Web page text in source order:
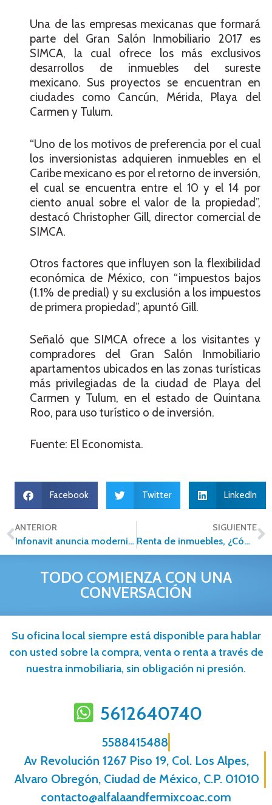
Una de las empresas mexicanas que formará
parte del Gran Salón Inmobiliario 2017 es
SIMCA, la cual ofrece los más exclusivos
desarrollos de inmuebles del sureste
mexicano. Sus proyectos se encuentran en
ciudades como Cancún, Mérida, Playa del
Carmen y Tulum.
“Uno de los motivos de preferencia por el cual
los inversionistas adquieren inmuebles en el
Caribe mexicano es por el retorno de inversión,
el cual se encuentra entre el 10 y el 14 por
ciento anual sobre el valor de la propiedad”,
destacó Christopher Gill, director comercial de
SIMCA.
Otros factores que influyen son la flexibilidad
económica de México, con “impuestos bajos
(1.1% de predial) y su exclusión a los impuestos
de primera propiedad”, apuntó Gill.
Señaló que SIMCA ofrece a los visitantes y
compradores del Gran Salón Inmobiliario
apartamentos ubicados en las zonas turísticas
más privilegiadas de la ciudad de Playa del
Carmen y Tulum, en el estado de Quintana
Roo, para uso turístico o de inversión.
Fuente: El Economista.
Facebook Twitter LinkedIn
ANTERIOR
Infonavit anuncia modernización en escrituración de viviendas
SIGUIENTE
Renta de inmuebles, ¿Cómo calcular su valor para conseguir inquilinos?
TODO COMIENZA CON UNA
CONVERSACIÓN
Su oficina local siempre está disponible para hablar
con usted sobre la compra, venta o renta a través de
nuestra inmobiliaria, sin obligación ni presión.
5612640740
5588415488
Av Revolución 1267 Piso 19, Col. Los Alpes,
Alvaro Obregón, Ciudad de México, C.P. 01010
contacto@alfalaandfermixcoac.com